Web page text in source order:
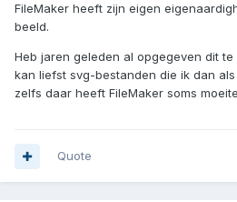
FileMaker heeft zijn eigen
beeld.
Heb jaren geleden al opgegeven dit
kan liefst svg-bestanden die ik dan
zelfs daar heeft FileMaker soms
Quote